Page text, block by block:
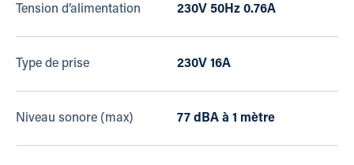
Tension d’alimentation 230V 50Hz 0.76A
Type de prise 230V 16A
Niveau sonore (max) 77 dBA à 1 mètre